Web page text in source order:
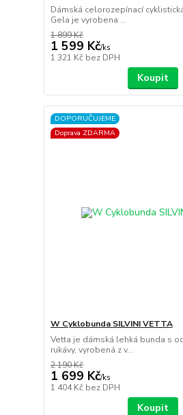
Dámská celorozepínací
Gela je vyrobena ...
1 899 Kč
1 599 Kč/ks
1 321 Kč bez DPH
Koupit
DOPORUČUJEME
Doprava ZDARMA
W Cyklobunda SILVINI VETTA
Vetta je dámská lehká bunda s
rukávy, vyrobená z v...
2 190 Kč
1 699 Kč/ks
1 404 Kč bez DPH
Koupit